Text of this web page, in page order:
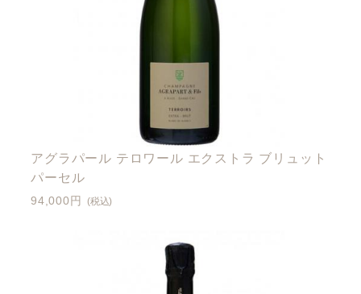
アグラパール テロワール エクストラ ブリュット
パーセル
94,000円 (税込)